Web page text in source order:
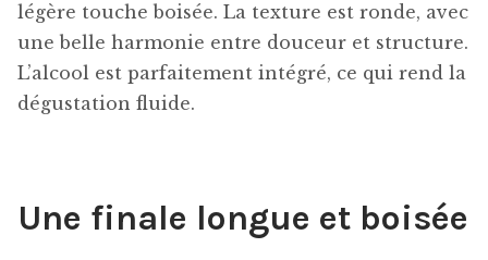
légère touche boisée. La texture est ronde, avec
une belle harmonie entre douceur et structure.
L’alcool est parfaitement intégré, ce qui rend la
dégustation fluide.
Une finale longue et boisée